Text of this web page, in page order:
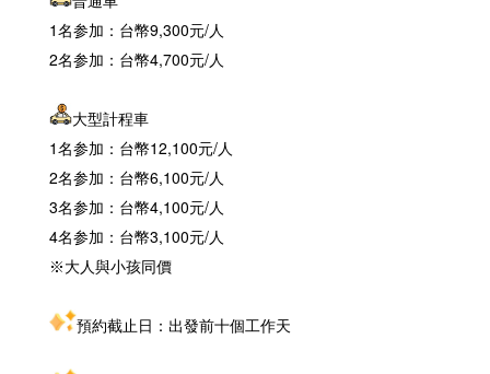
1名参加：台幣9,300元/人
2名参加：台幣4,700元/人
大型計程車
1名参加：台幣12,100元/人
2名参加：台幣6,100元/人
3名参加：台幣4,100元/人
4名参加：台幣3,100元/人
※大人與小孩同價
預約截止日：出發前十個工作天